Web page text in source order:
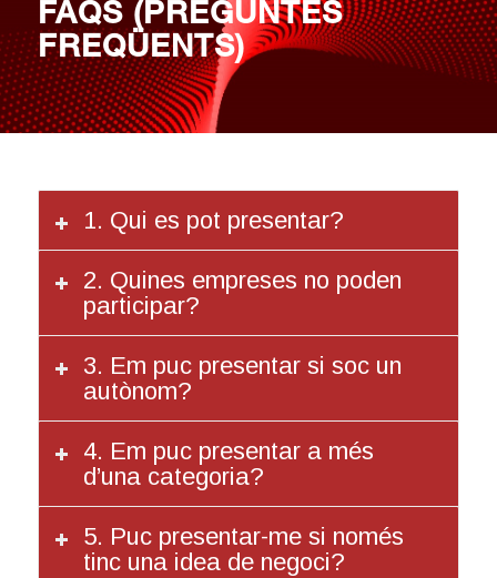
FAQS (PREGUNTES
FREQÜENTS)
1. Qui es pot presentar?
2. Quines empreses no poden
participar?
3. Em puc presentar si soc un
autònom?
4. Em puc presentar a més
d’una categoria?
5. Puc presentar-me si només
tinc una idea de negoci?